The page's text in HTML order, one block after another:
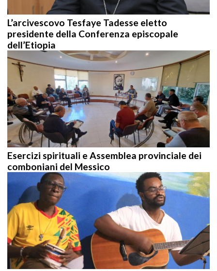
L’arcivescovo Tesfaye Tadesse eletto
presidente della Conferenza episcopale
dell’Etiopia
Esercizi spirituali e Assemblea provinciale dei
comboniani del Messico